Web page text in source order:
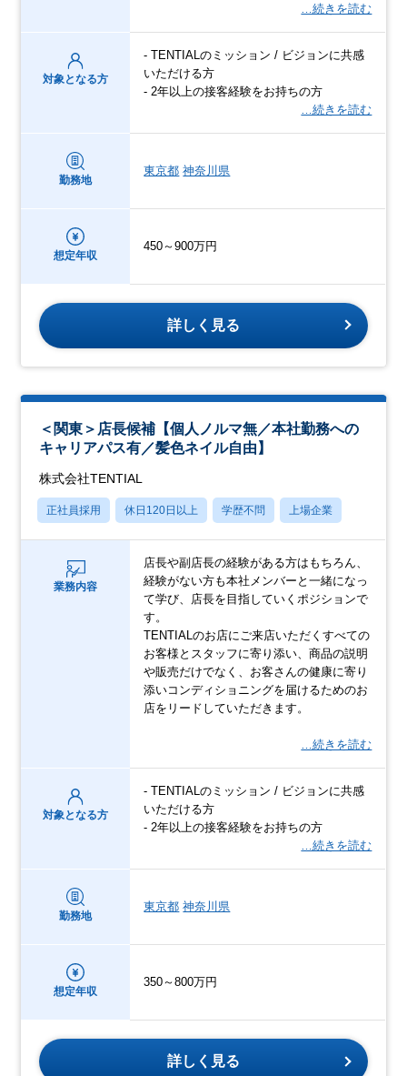
…続きを読む
対象となる方
- TENTIALのミッション / ビジョンに共感
いただける方
- 2年以上の接客経験をお持ちの方
…続きを読む
勤務地
東京都 神奈川県
想定年収
450～900万円
詳しく見る
＜関東＞店長候補【個人ノルマ無／本社勤務への
キャリアパス有／髪色ネイル自由】
株式会社TENTIAL
正社員採用 休日120日以上 学歴不問 上場企業
業務内容
店長や副店長の経験がある方はもちろん、
経験がない方も本社メンバーと一緒になっ
て学び、店長を目指していくポジションで
す。
TENTIALのお店にご来店いただくすべての
お客様とスタッフに寄り添い、商品の説明
や販売だけでなく、お客さんの健康に寄り
添いコンディショニングを届けるためのお
店をリードしていただきます。
…続きを読む
対象となる方
- TENTIALのミッション / ビジョンに共感
いただける方
- 2年以上の接客経験をお持ちの方
…続きを読む
勤務地
東京都 神奈川県
想定年収
350～800万円
詳しく見る